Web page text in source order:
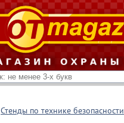
Стенды по технике безопасности